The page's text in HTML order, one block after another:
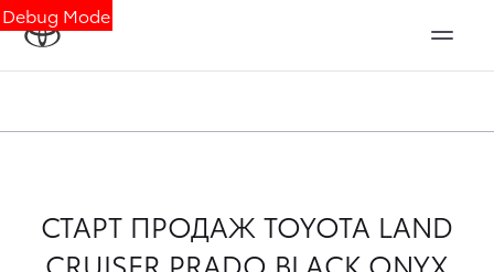
Debug Mode
СТАРТ ПРОДАЖ TOYOTA LAND
CRUISER PRADO BLACK ONYX